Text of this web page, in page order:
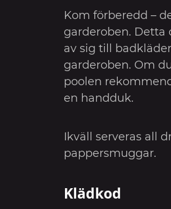
Kom förberedd –
garderoben. Detta
av sig till
garderoben. Om
poolen
en handduk.
Ikväll serveras all
pappersmuggar.
Klädkod